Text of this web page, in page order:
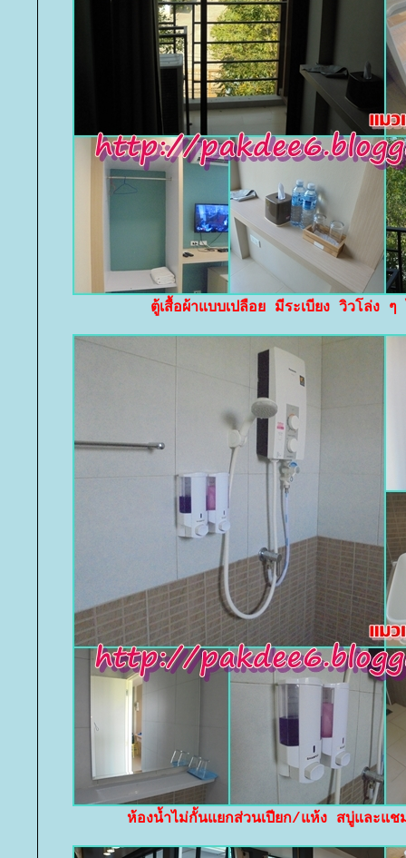
ตู้เสื้อผ้าแบบเปลือย มีระเบียง วิวโล่ง ๆ
ห้องน้ำไม่กั้นแยกส่วนเปียก/แห้ง สบู่และแช